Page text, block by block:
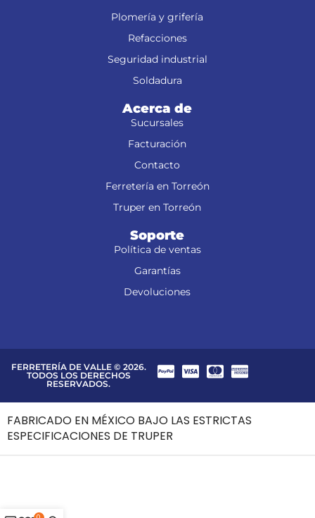
Plomería y grifería
Refacciones
Seguridad industrial
Soldadura
Acerca de
Sucursales
Facturación
Contacto
Ferretería en Torreón
Truper en Torreón
Soporte
Política de ventas
Garantías
Devoluciones
FERRETERÍA DE VALLE © 2026.
TODOS LOS DERECHOS
RESERVADOS.
FABRICADO EN MÉXICO BAJO LAS ESTRICTAS
ESPECIFICACIONES DE TRUPER